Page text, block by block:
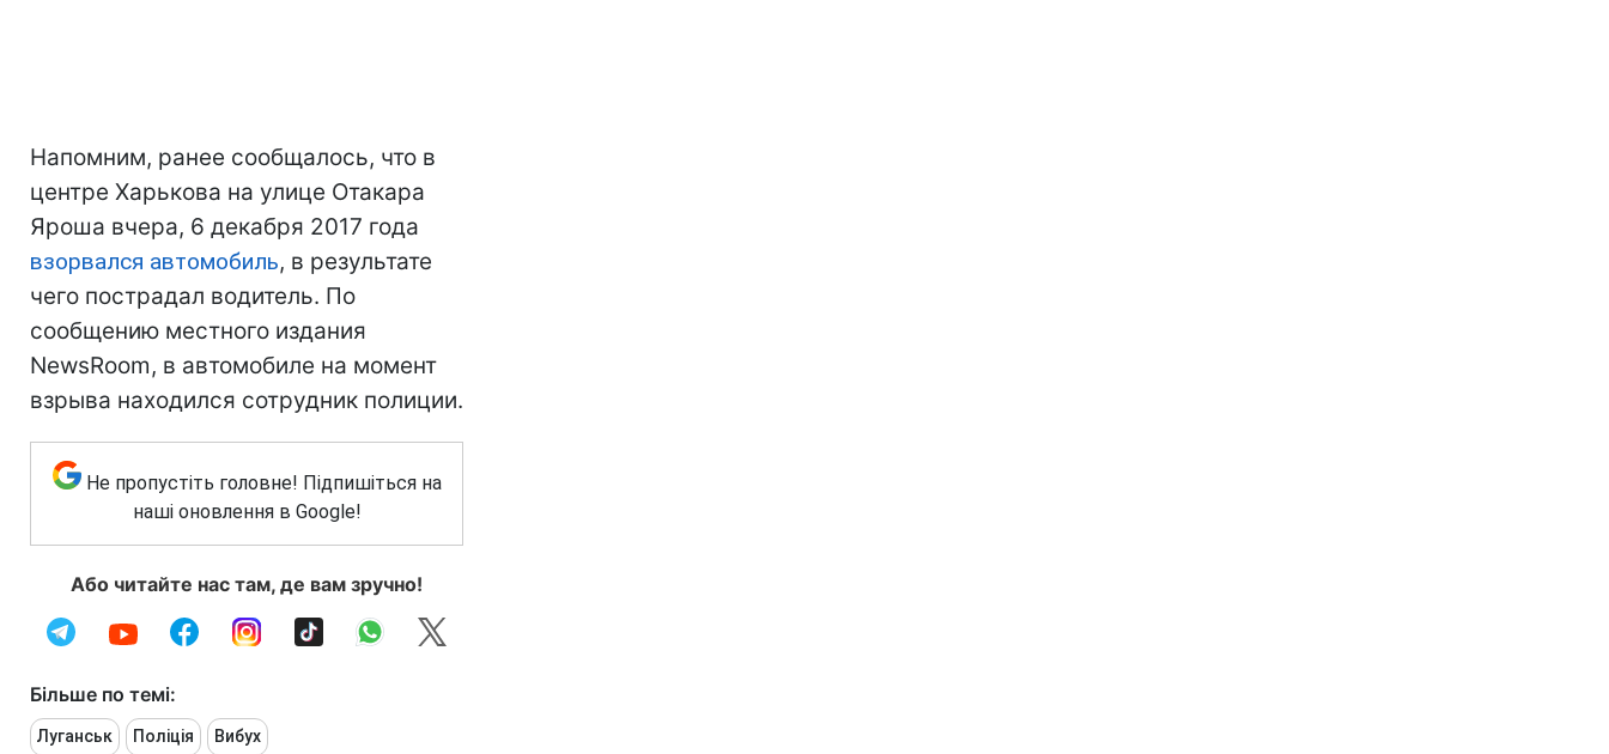
Напомним, ранее сообщалось, что в
центре Харькова на улице Отакара
Яроша вчера, 6 декабря 2017 года
взорвался автомобиль, в результате
чего пострадал водитель. По
сообщению местного издания
NewsRoom, в автомобиле на момент
взрыва находился сотрудник полиции.
Не пропустіть головне! Підпишіться на
наші оновлення в Google!
Або читайте нас там, де вам зручно!
Більше по темі:
Луганськ Поліція Вибух